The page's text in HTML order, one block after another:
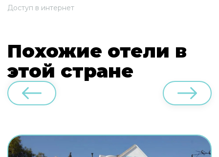
Доступ в интернет
Похожие отели в
этой стране